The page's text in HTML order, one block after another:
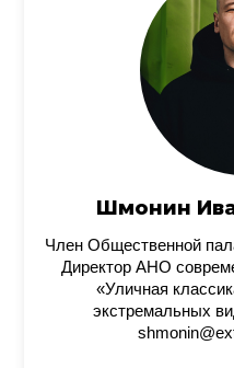
Шмонин
Член Общественной
Директор АНО
«Уличная
экстремальных